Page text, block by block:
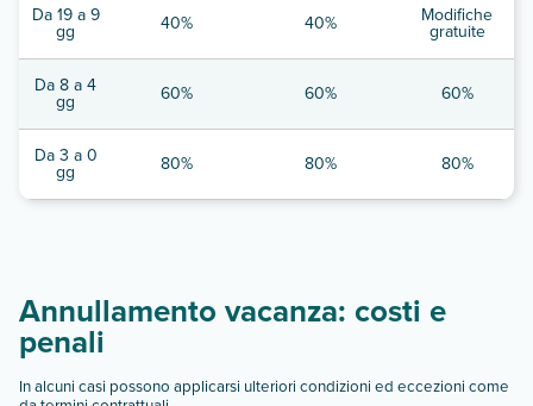
Da 19 a 9
gg 40% 40% Modifiche
gratuite
Da 8 a 4
gg 60% 60% 60%
Da 3 a 0
gg 80% 80% 80%
Annullamento vacanza: costi e
penali
In alcuni casi possono applicarsi ulteriori condizioni ed eccezioni come